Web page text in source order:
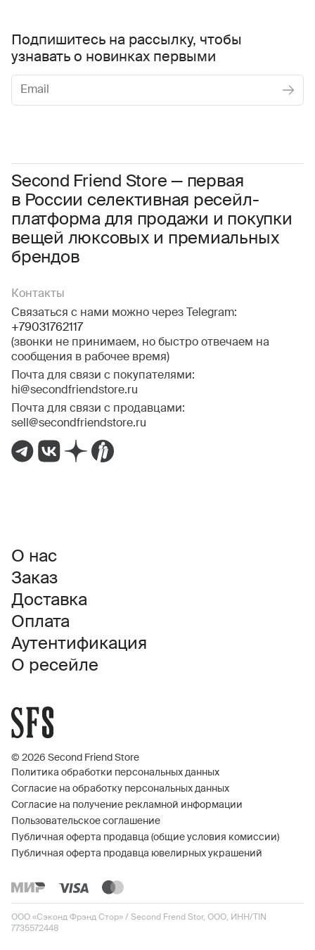
Second Friend Store — первая
в России селективная ресейл-
платформа для продажи и покупки
вещей люксовых и премиальных
брендов
Контакты
Связаться с нами можно через Telegram:
+79031762117
(звонки не принимаем, но быстро отвечаем на
сообщения в рабочее время)
Почта для связи с покупателями:
hi@secondfriendstore.ru
Почта для связи с продавцами:
sell@secondfriendstore.ru
Подпишитесь на рассылку, чтобы
узнавать о новинках первыми
Соглашаюсь с условиями Пользовательского соглашения
Даю согласие на получение рекламной информации.
О нас
Заказ
Доставка
Оплата
Аутентификация
О ресейле
© 2026 Second Friend Store
Политика обработки персональных данных
Согласие на обработку персональных данных
Согласие на получение рекламной информации
Пользовательское соглашение
Публичная оферта продавца (общие условия комиссии)
Публичная оферта продавца ювелирных украшений
ООО «Сэконд Фрэнд Стор» / Second Frend Stor, ООО, ИНН/TIN
7735572448